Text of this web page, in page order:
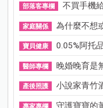
部落客專欄 不買手機
家庭關係 為什麼不想
寶貝健康 0.05%阿托
醫師專欄 晚婚晚育是
產後照護 小說家青竹
專家專欄 守護寶寶的